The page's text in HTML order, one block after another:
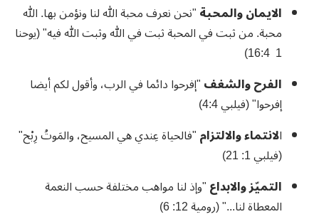
الايمان والمحبة"نحن نعرف محبة الله لنا ونؤمن بها. الله
محبة. من ثبت في المحبة ثبت في الله وثبت الله فيه"(يوحنا
1 16:4
)
الفرح والشغف"إفرحوا دائما في الرب، وأقول لكم أيضا
إفرحوا"(فيلبي 4:4
)
الانتماء والالتزام"فالحياة عِندي هي المسيح، والمَوتُ رِبْح"
(فيلبي 1: 21)
التميّز والابداع"وإذ لنا مواهب مختلفة حسب النعمة
المعطاة لنا..."(رومية 12: 6)